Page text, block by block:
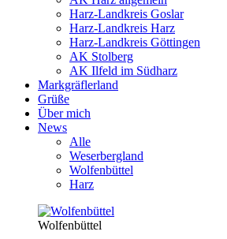
Harz-Landkreis Goslar
Harz-Landkreis Harz
Harz-Landkreis Göttingen
AK Stolberg
AK Ilfeld im Südharz
Markgräflerland
Grüße
Über mich
News
Alle
Weserbergland
Wolfenbüttel
Harz
Wolfenbüttel